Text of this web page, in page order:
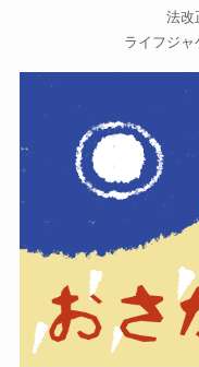
法改
ライフジャ